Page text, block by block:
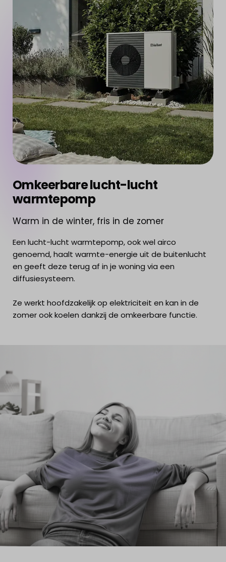
Omkeerbare lucht-lucht
warmtepomp
Warm in de winter, fris in de zomer
Een lucht-lucht warmtepomp, ook wel airco
genoemd, haalt warmte-energie uit de buitenlucht
en geeft deze terug af in je woning via een
diffusiesysteem.
Ze werkt hoofdzakelijk op elektriciteit en kan in de
zomer ook koelen dankzij de omkeerbare functie.